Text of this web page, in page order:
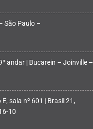
São Paulo –
andar | Bucarein – Joinville –
sala nº 601 | Brasil 21,
10